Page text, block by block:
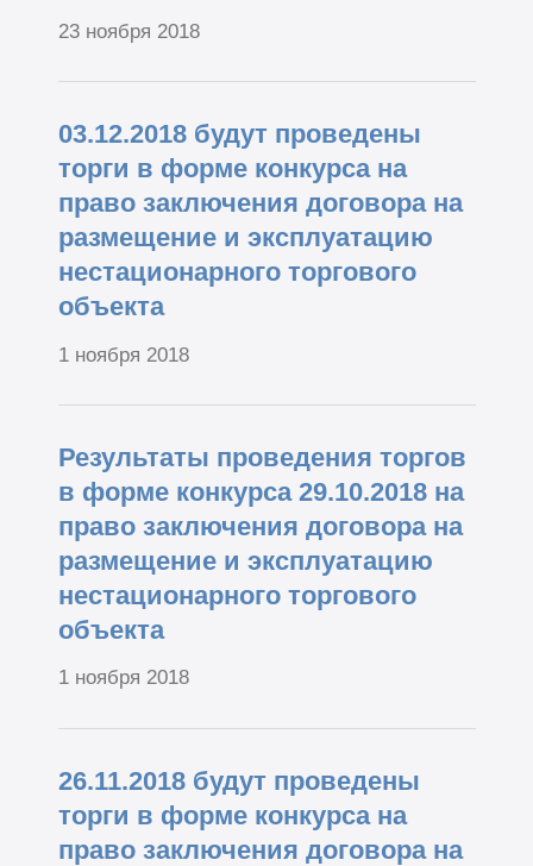
23 ноября 2018
03.12.2018 будут проведены
торги в форме конкурса на
право заключения договора на
размещение и эксплуатацию
нестационарного торгового
объекта
1 ноября 2018
Результаты проведения торгов
в форме конкурса 29.10.2018 на
право заключения договора на
размещение и эксплуатацию
нестационарного торгового
объекта
1 ноября 2018
26.11.2018 будут проведены
торги в форме конкурса на
право заключения договора на